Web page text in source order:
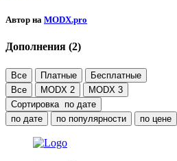
Автор на MODX.pro
Дополнения (2)
Все Платные
Бесплатные
Все
MODX 2
MODX 3
Сортировка по дате
по дате
по популярности по цене